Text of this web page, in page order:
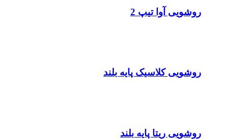
روشویی آوا تیپ 2
روشویی کلاسیک پایه بلند
روشویی ریتا پایه بلند